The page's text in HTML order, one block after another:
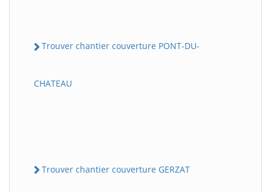
Trouver chantier couverture PONT-DU-
CHATEAU
Trouver chantier couverture GERZAT